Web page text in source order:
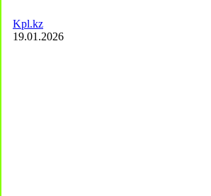
Kpl.kz
19.01.2026